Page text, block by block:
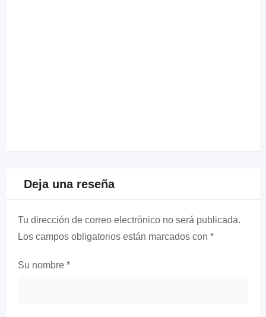
Deja una reseña
Tu dirección de correo electrónico no será publicada.
Los campos obligatorios están marcados con *
Su nombre *